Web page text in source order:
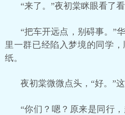
“来了。”夜初棠眯眼看了
“把车开远点，别碍事。”
里一群已经陷入梦境的同学
纸。
夜初棠微微点头，“好。”
“你们？嗯？原来是同行